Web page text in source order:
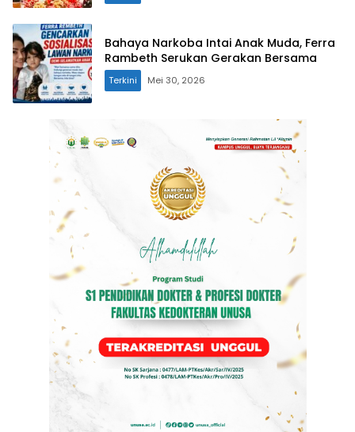
Bahaya Narkoba Intai Anak Muda, Ferra
Rambeth Serukan Gerakan Bersama
Terkini Mei 30, 2026